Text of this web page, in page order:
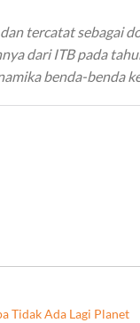
tercatat sebagai
dari ITB pada
benda-benda
Tidak Ada Lagi Planet